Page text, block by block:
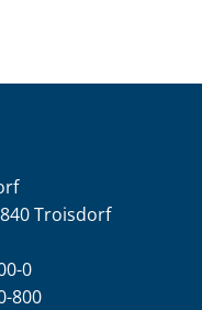
Troisdorf
0
800